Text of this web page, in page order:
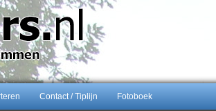
Contact / Tiplijn Fotoboek